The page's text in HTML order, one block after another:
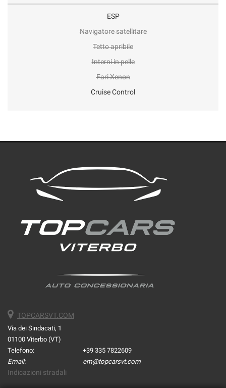
ESP
Navigatore satellitare
Tetto apribile
Interni in pelle
Fari Xenon
Cruise Control
TOPCARSVT.COM
Via dei Sindacati, 1
01100 Viterbo (VT)
Telefono:
+39 335 7822609
Email:
em@topcarsvt.com
Indicazioni stradali